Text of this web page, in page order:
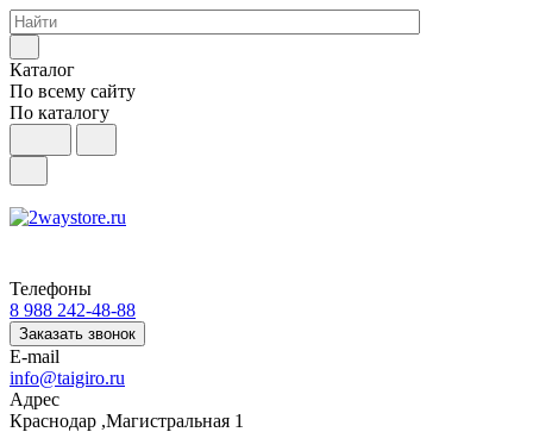
Каталог
По всему сайту
По каталогу
Телефоны
8 988 242-48-88
Заказать звонок
E-mail
info@taigiro.ru
Адрес
Краснодар ,Магистральная 1